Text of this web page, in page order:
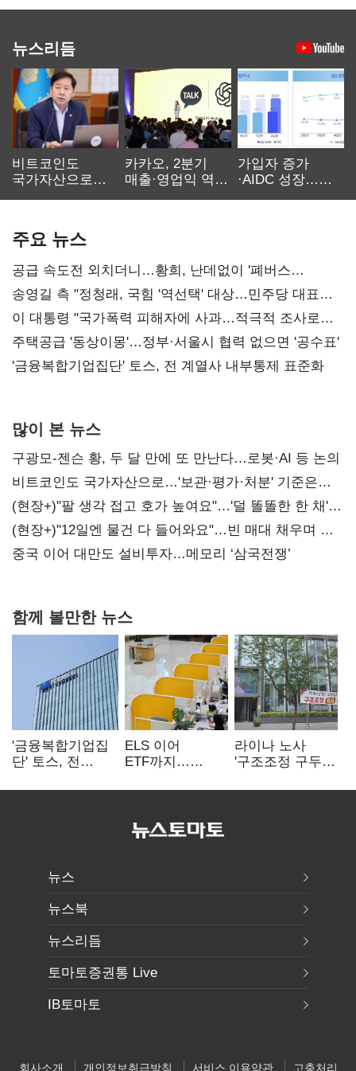
뉴스리듬
비트코인도
국가자산으로…'
카카오, 2분기
매출·영업익 역대
가입자 증가
·AIDC 성장…
주요 뉴스
공급 속도전 외치더니…황희, 난데없이 '폐버스
리모델링' 제안
송영길 측 "정청래, 국힘 '역선택' 대상…민주당 대표로
총선 지휘 못해"
이 대통령 "국가폭력 피해자에 사과…적극적 조사로
진실 밝혀야"
주택공급 '동상이몽'…정부·서울시 협력 없으면 '공수표'
'금융복합기업집단' 토스, 전 계열사 내부통제 표준화
많이 본 뉴스
구광모-젠슨 황, 두 달 만에 또 만난다…로봇·AI 등 논의
비트코인도 국가자산으로…'보관·평가·처분' 기준은
숙제
(현장+)"팔 생각 접고 호가 높여요"…'덜 똘똘한 한 채'
20억 키맞추기
(현장+)"12일엔 물건 다 들어와요"…빈 매대 채우며 문
연 홈플러스
중국 이어 대만도 설비투자…메모리 ‘삼국전쟁’
함께 볼만한 뉴스
'금융복합기업집
단' 토스, 전
표준화
ELS 이어
ETF까지…
제동 걸린 은행
라이나 노사
'구조조정 구두
뉴스
뉴스북
뉴스리듬
토마토증권통 Live
IB토마토
회사소개 개인정보취급방침 서비스 이용약관 고충처리